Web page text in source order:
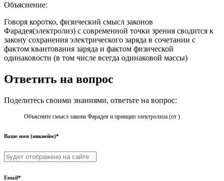
Объяснение:
Говоря коротко, физический смысл законов
Фарадея(электролиз) с современной точки зрения сводится к
закону сохранения электрического заряда в сочетании с
фактом квантования заряда и фактом физической
одинаковости (в том числе всегда одинаковой массы)
Ответить на вопрос
Поделитесь своими знаниями, ответьте на вопрос:
Объясните смысл закона Фарадея и принцип электролиза (от )
Ваше имя (никнейм)*
Email*